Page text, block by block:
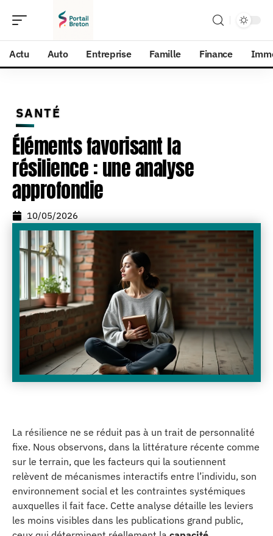
Actu Auto Entreprise Famille Finance
SANTÉ
Éléments favorisant la
résilience : une analyse
approfondie
10/05/2026
La résilience ne se réduit pas à un trait de personnalité
fixe. Nous observons, dans la littérature récente comme
sur le terrain, que les facteurs qui la soutiennent
relèvent de mécanismes interactifs entre l’individu, son
environnement social et les contraintes systémiques
auxquelles il fait face. Cette analyse détaille les leviers
les moins visibles dans les publications grand public,